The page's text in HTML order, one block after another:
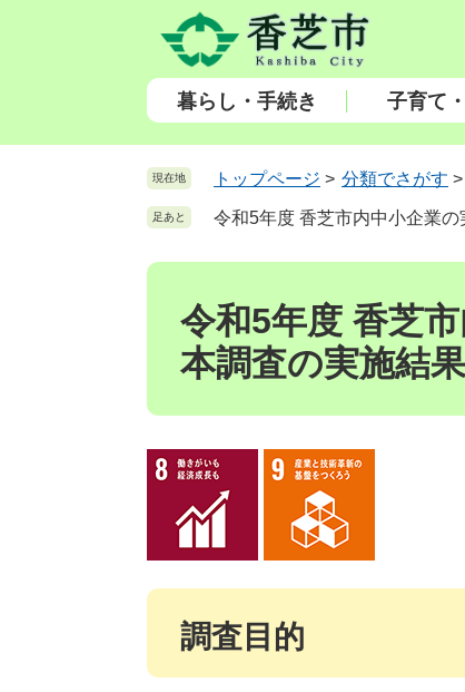
頭
飛
暮らし・手続き 子育て
現在地 トップページ > 分類でさがす >
足あと 令和5年度 香芝市内中小企業
本
令和5年度 香芝
本調査の実施結
調査目的